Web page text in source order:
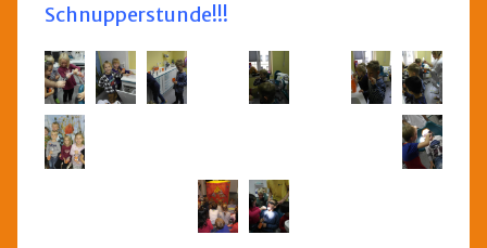
Schnupperstunde!!!